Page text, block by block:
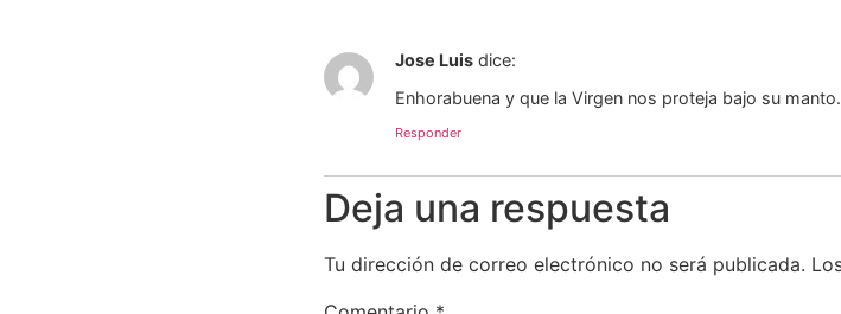
Jose Luis dice:
Enhorabuena y que la Virgen nos proteja bajo su manto.
Responder
Deja una respuesta
Tu dirección de correo electrónico no será publicada.